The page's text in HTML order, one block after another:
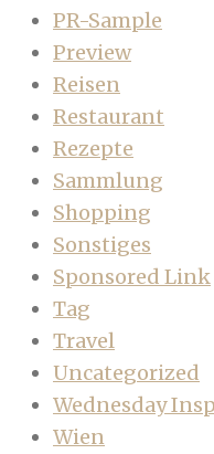
PR-Sample
Preview
Reisen
Restaurant
Rezepte
Sammlung
Shopping
Sonstiges
Sponsored Link
Tag
Travel
Uncategorized
Wednesday
Wien